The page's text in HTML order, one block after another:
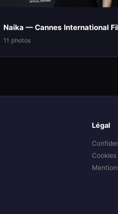
Naika — Cannes International
11 photos
Légal
Cookies